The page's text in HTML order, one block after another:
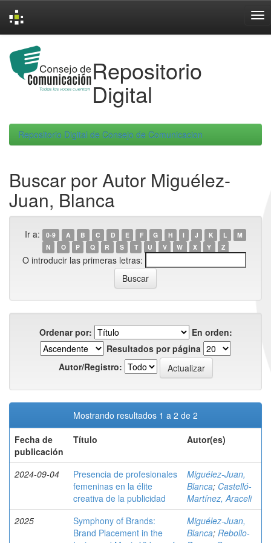
navigation
Repositorio
Digital
Repositorio Digital de Consejo de Comunicacion
Buscar por Autor Miguélez-
Juan, Blanca
Ir a: 0-9 A B C D E F G H I J K L
M
N
O P Q R S T U V W X Y Z
O introducir las primeras letras:
Ordenar por:
En orden:
Resultados por página
Autor/Registro:
Mostrando resultados 1 a 2 de 2
Fecha de
publicación
Título Autor(es)
2024-09-04
Presencia de profesionales
femeninas en la élite
creativa de la publicidad
Miguélez-Juan,
Blanca; Castelló-
Martínez, Araceli
2025
Symphony of Brands:
Brand Placement in the
Miguélez-Juan,
Blanca; Rebollo-